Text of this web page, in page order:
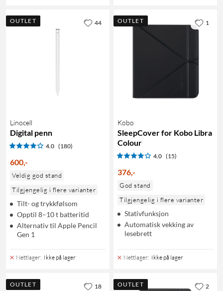
OUTLET
Linocell
Digital penn
4.0 (180)
600,-
Veldig god stand
Tilgjengelig i flere varianter
Tilt- og trykkfølsom
Opptil 8–10 t batteritid
Alternativ til Apple Pencil
Gen 1
Nettlager: Ikke på lager
44 OUTLET
Kobo
SleepCover for Kobo Libra
Colour
4.0 (15)
376,-
God stand
Tilgjengelig i flere varianter
Stativfunksjon
Automatisk vekking av
lesebrett
Nettlager: Ikke på lager
1
OUTLET 18 OUTLET 2